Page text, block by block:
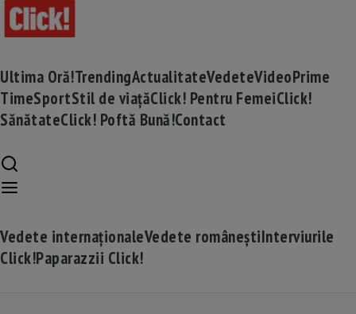
Ultima Oră!TrendingActualitateVedeteVideoPrime
TimeSportStil de viațăClick! Pentru FemeiClick!
SănătateClick! Poftă Bună!Contact
Vedete internaționaleVedete româneștiInterviurile
Click!Paparazzii Click!